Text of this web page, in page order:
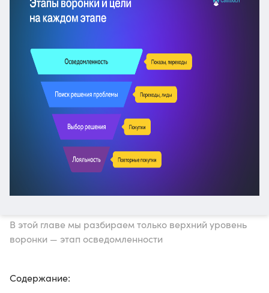
В этой главе мы разбираем только верхний уровень
воронки — этап осведомленности
Содержание: